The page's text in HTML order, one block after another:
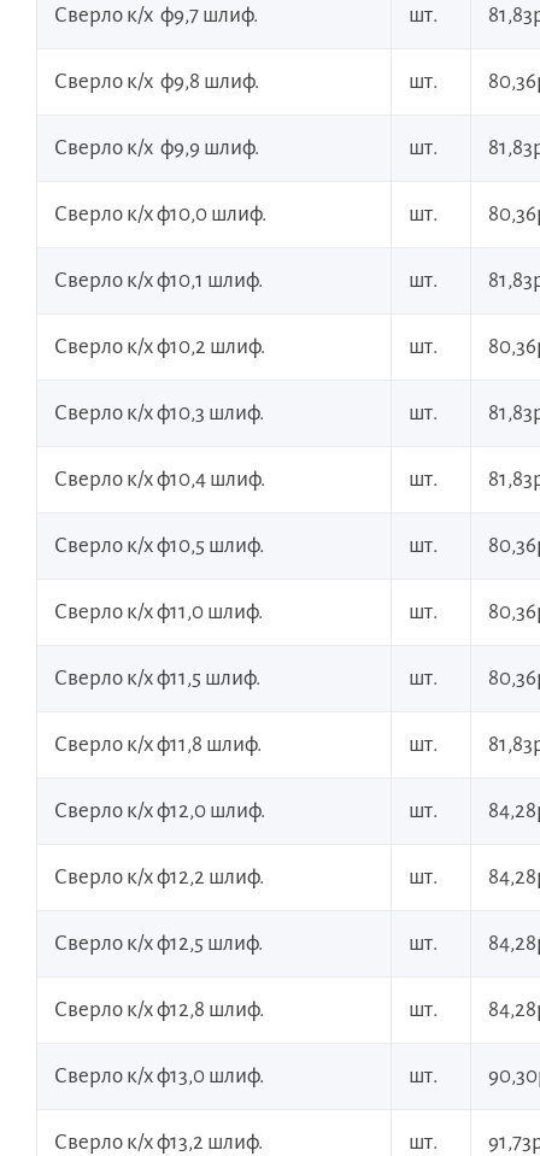
Сверло к/х ф9,7 шлиф. шт.
Сверло к/х ф9,8 шлиф. шт.
Сверло к/х ф9,9 шлиф. шт.
Сверло к/х ф10,0 шлиф. шт.
Сверло к/х ф10,1 шлиф. шт.
Сверло к/х ф10,2 шлиф. шт.
Сверло к/х ф10,3 шлиф. шт.
Сверло к/х ф10,4 шлиф. шт.
Сверло к/х ф10,5 шлиф. шт.
Сверло к/х ф11,0 шлиф. шт.
Сверло к/х ф11,5 шлиф. шт.
Сверло к/х ф11,8 шлиф. шт.
Сверло к/х ф12,0 шлиф. шт.
Сверло к/х ф12,2 шлиф. шт.
Сверло к/х ф12,5 шлиф. шт.
Сверло к/х ф12,8 шлиф. шт.
Сверло к/х ф13,0 шлиф. шт.
Сверло к/х ф13,2 шлиф. шт.